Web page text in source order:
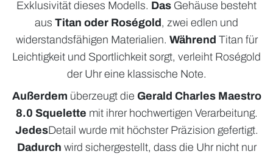
Exklusivität dieses Modells. Das Gehäuse besteht
aus Titan oder Roségold , zwei edlen und
widerstandsfähigen Materialien. Während Titan für
Leichtigkeit und Sportlichkeit sorgt, verleiht Roségold
der Uhr eine klassische Note.
Außerdem überzeugt die Gerald Charles Maestro
8.0 Squelette mit ihrer hochwertigen Verarbeitung.
JedesDetail wurde mit höchster Präzision gefertigt.
Dadurch wird sichergestellt, dass die Uhr nicht nur